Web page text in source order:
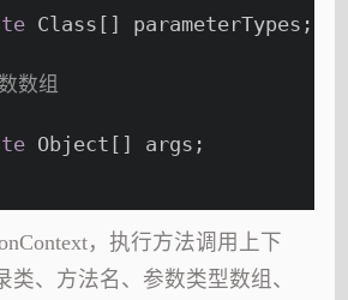
Class[] parameterTypes;
数组
Object[] args;
，执行方法调用上下
类、方法名、参数类型数组、